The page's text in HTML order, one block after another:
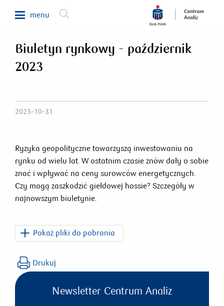
menu
Makroekonomia
Nieruchomości
Fundusze inwestycyjne
Newsletter
800 302 302
Biuletyn rynkowy - październik
2023
2023-10-31
Ryzyka geopolityczne towarzyszą inwestowaniu na
rynku od wielu lat. W ostatnim czasie znów dały o sobie
znać i wpływać na ceny surowców energetycznych.
Czy mogą zaszkodzić giełdowej hossie? Szczegóły w
najnowszym biuletynie.
Pokaż pliki do pobrania
Biuletyn październik 2023.pdf
Drukuj
Newsletter Centrum Analiz